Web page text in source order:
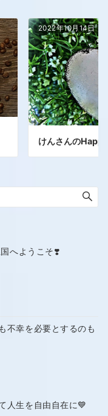
2022年10月14日
けんさんの
へようこそ❣️
不幸を必要とするのも
人生を自由自在に💙